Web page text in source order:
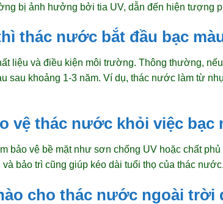
bị ảnh hưởng bởi tia UV, dẫn đến hiện tượng
thác nước bắt đầu bạc
liệu và điều kiện môi trường. Thông thường,
sau khoảng 1-3 năm. Ví dụ, thác nước làm từ
vệ thác nước khỏi việc bạc
bảo vệ bề mặt như sơn chống UV hoặc chất
bảo trì cũng giúp kéo dài tuổi thọ của thác nước.
cho thác nước ngoài trời